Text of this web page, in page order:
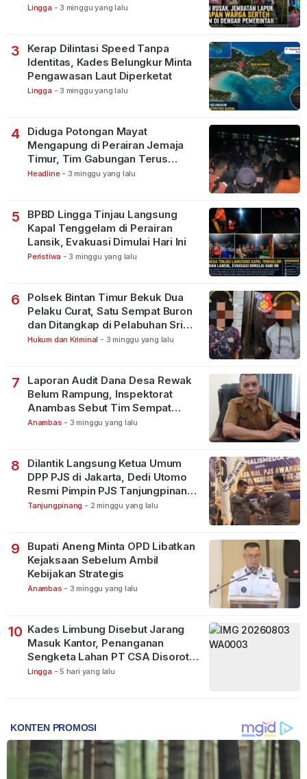
Lingga - 3 minggu yang lalu
3
Kerap Dilintasi Speed Tanpa
Identitas, Kades Belungkur Minta
Pengawasan Laut Diperketat
Lingga - 3 minggu yang lalu
4
Diduga Potongan Mayat
Mengapung di Perairan Jemaja
Timur, Tim Gabungan Terus
Lakukan Pencarian
Headline - 3 minggu yang lalu
5
BPBD Lingga Tinjau Langsung
Kapal Tenggelam di Perairan
Lansik, Evakuasi Dimulai Hari Ini
Peristiwa - 3 minggu yang lalu
6
Polsek Bintan Timur Bekuk Dua
Pelaku Curat, Satu Sempat Buron
dan Ditangkap di Pelabuhan Sri
Bintan Pura
Hukum dan Kriminal - 3 minggu yang lalu
7
Laporan Audit Dana Desa Rewak
Belum Rampung, Inspektorat
Anambas Sebut Tim Sempat
Terbagi Tangani Kasus Lain
Anambas - 3 minggu yang lalu
8
Dilantik Langsung Ketua Umum
DPP PJS di Jakarta, Dedi Utomo
Resmi Pimpin PJS Tanjungpinang-
Bintan
Tanjungpinang - 2 minggu yang lalu
9
Bupati Aneng Minta OPD Libatkan
Kejaksaan Sebelum Ambil
Kebijakan Strategis
Anambas - 3 minggu yang lalu
10 Kades Limbung Disebut Jarang
Masuk Kantor, Penanganan
Sengketa Lahan PT CSA Disorot
Warga
Lingga - 5 hari yang lalu